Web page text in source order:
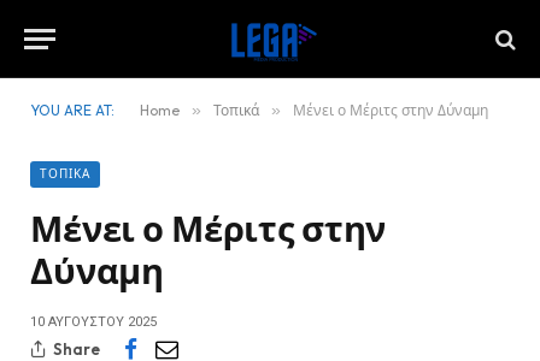
YOU ARE AT: Home » Τοπικά » Μένει ο Μέριτς στην Δύναμη
ΤΟΠΙΚΆ
Μένει ο Μέριτς στην
Δύναμη
10 ΑΥΓΟΎΣΤΟΥ 2025
Share